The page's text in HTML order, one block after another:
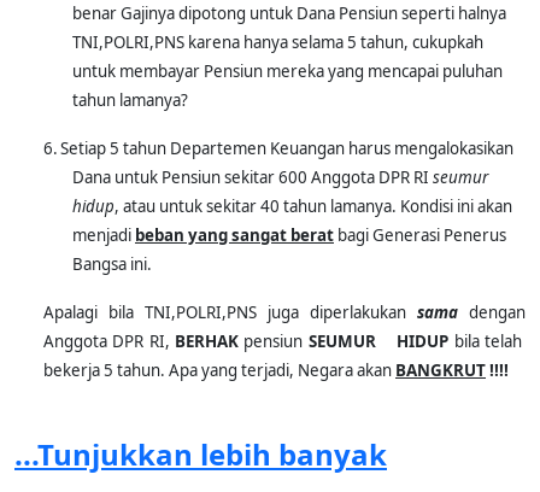
benar Gajinya dipotong untuk Dana Pensiun seperti halnya
TNI,POLRI,PNS karena hanya selama 5 tahun, cukupkah
untuk membayar Pensiun mereka yang mencapai puluhan
tahun lamanya?
6.Setiap 5 tahun Departemen Keuangan harus mengalokasikan
Dana untuk Pensiun sekitar 600 Anggota DPR RI seumur
hidup, atau untuk sekitar 40 tahun lamanya. Kondisi ini akan
menjadi beban yang sangat berat bagi Generasi Penerus
Bangsa ini.
Apalagi bila TNI,POLRI,PNS juga diperlakukan sama dengan
Anggota DPR RI, BERHAK pensiun SEUMUR HIDUP bila telah
bekerja 5 tahun. Apa yang terjadi, Negara akan BANGKRUT!!!!
hanya 5 tahun bisa mempunyai Tabungan 1,8 Milyar rupiah,
bahkan bisa lebih. Pemberian Pensiun kepada Anggota DPR
...Tunjukkan lebih banyak